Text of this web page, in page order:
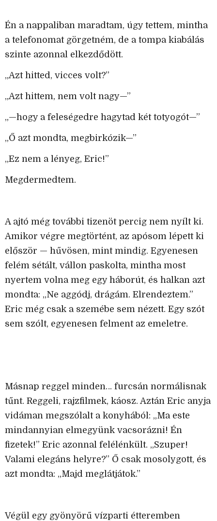
Én a nappaliban maradtam, úgy tettem, mintha
a telefonomat görgetném, de a tompa kiabálás
szinte azonnal elkezdődött.
„Azt hitted, vicces volt?”
„Azt hittem, nem volt nagy—”
„—hogy a feleségedre hagytad két totyogót—”
„Ő azt mondta, megbirkózik—”
„Ez nem a lényeg, Eric!”
Megdermedtem.
A ajtó még további tizenöt percig nem nyílt ki.
Amikor végre megtörtént, az apósom lépett ki
először — hűvösen, mint mindig. Egyenesen
felém sétált, vállon paskolta, mintha most
nyertem volna meg egy háborút, és halkan azt
mondta: „Ne aggódj, drágám. Elrendeztem.”
Eric még csak a szemébe sem nézett. Egy szót
sem szólt, egyenesen felment az emeletre.
Másnap reggel minden… furcsán normálisnak
tűnt. Reggeli, rajzfilmek, káosz. Aztán Eric anyja
vidáman megszólalt a konyhából: „Ma este
mindannyian elmegyünk vacsorázni! Én
fizetek!” Eric azonnal felélénkült. „Szuper!
Valami elegáns helyre?” Ő csak mosolygott, és
azt mondta: „Majd meglátjátok.”
Végül egy gyönyörű vízparti étteremben